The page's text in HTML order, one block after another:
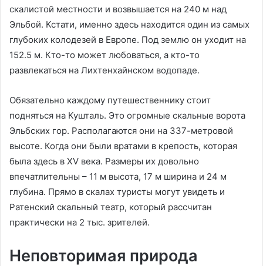
скалистой местности и возвышается на 240 м над
Эльбой. Кстати, именно здесь находится один из самых
глубоких колодезей в Европе. Под землю он уходит на
152.5 м. Кто-то может любоваться, а кто-то
развлекаться на Лихтенхайнском водопаде.
Обязательно каждому путешественнику стоит
подняться на Кушталь. Это огромные скальные ворота
Эльбских гор. Располагаются они на 337-метровой
высоте. Когда они были вратами в крепость, которая
была здесь в XV века. Размеры их довольно
впечатлительны – 11 м высота, 17 м ширина и 24 м
глубина. Прямо в скалах туристы могут увидеть и
Ратенский скальный театр, который рассчитан
практически на 2 тыс. зрителей.
Неповторимая природа